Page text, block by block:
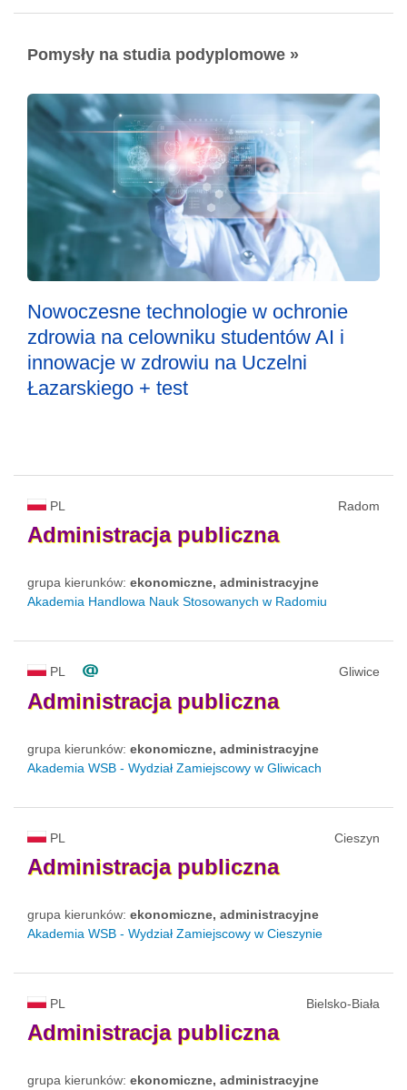
Pomysły na studia podyplomowe »
Nowoczesne technologie w ochronie
zdrowia na celowniku studentów AI i
innowacje w zdrowiu na Uczelni
Łazarskiego + test
PL Radom
Administracja publiczna
grupa kierunków: ekonomiczne, administracyjne
Akademia Handlowa Nauk Stosowanych w Radomiu
PL Gliwice
Administracja publiczna
grupa kierunków: ekonomiczne, administracyjne
Akademia WSB - Wydział Zamiejscowy w Gliwicach
PL Cieszyn
Administracja publiczna
grupa kierunków: ekonomiczne, administracyjne
Akademia WSB - Wydział Zamiejscowy w Cieszynie
PL Bielsko-Biała
Administracja publiczna
grupa kierunków: ekonomiczne, administracyjne